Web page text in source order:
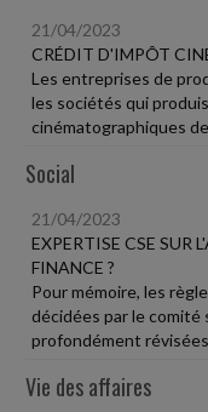
21/04/2023
CRÉDIT D'IMPÔT
Les entreprises de
les sociétés qui
cinématographiques
Social
21/04/2023
EXPERTISE CSE SUR
FINANCE ?
Pour mémoire, les
décidées par le
profondément
Vie des affaires